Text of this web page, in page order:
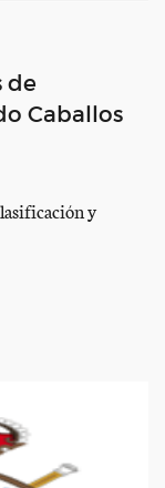
de
Caballos
y